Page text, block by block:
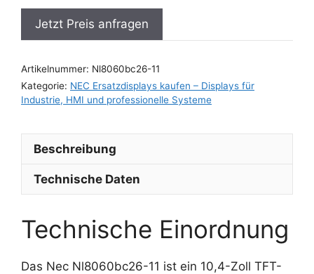
Jetzt Preis anfragen
Artikelnummer: Nl8060bc26-11
Kategorie: NEC Ersatzdisplays kaufen – Displays für
Industrie, HMI und professionelle Systeme
Beschreibung
Technische Daten
Technische Einordnung
Das Nec Nl8060bc26-11 ist ein 10,4-Zoll TFT-